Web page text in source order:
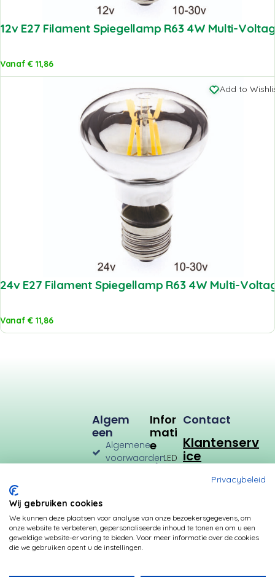
12v E27 Filament Spiegellamp R63 4W Multi-
Vanaf€ 11,86
Add to
24v E27 Filament Spiegellamp R63 4W Multi-
Vanaf€ 11,86
Infor
Mati
E
LED
Verbruik
Kleurtemperatuur
Algem
Een
Algemene
voorwaarden
Privacybeleid
Betalingsmogelijkheden
Contact
Klantenserv
ice
Privacybeleid
Wij gebruiken cookies
We kunnen deze plaatsen voor analyse van onze bezoekersgegevens, om
onze website te verbeteren, gepersonaliseerde inhoud te tonen en om u een
geweldige website-ervaring te bieden. Voor meer informatie over de cookies
die we gebruiken opent u de instellingen.